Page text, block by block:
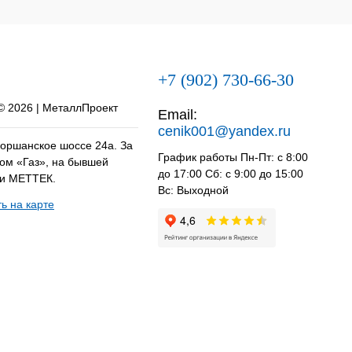
2026 | МеталлПроект
шоссе 24а. За
«Газ», на бывшей
МЕТТЕК.
на карте
+7 (902) 730-66-30
Email:
cenik001@yandex.ru
График работы Пн-Пт: с 8:00
до 17:00 Сб: с 9:00 до 15:00
Вс: Выходной